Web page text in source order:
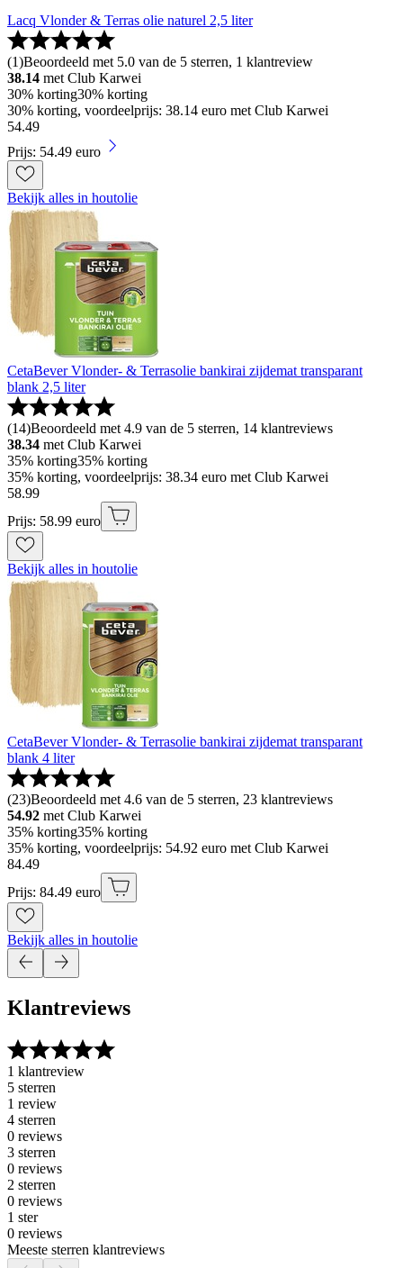
Lacq Vlonder & Terras olie naturel 2,5 liter
(1)Beoordeeld met 5.0 van de 5 sterren, 1 klantreview
38.14 met Club Karwei
30% korting30% korting
30% korting, voordeelprijs: 38.14 euro met Club Karwei
54.49
Prijs: 54.49 euro
Bekijk alles in houtolie
CetaBever Vlonder- & Terrasolie bankirai zijdemat transparant
blank 2,5 liter
(14)Beoordeeld met 4.9 van de 5 sterren, 14 klantreviews
38.34 met Club Karwei
35% korting35% korting
35% korting, voordeelprijs: 38.34 euro met Club Karwei
58.99
Prijs: 58.99 euro
Bekijk alles in houtolie
CetaBever Vlonder- & Terrasolie bankirai zijdemat transparant
blank 4 liter
(23)Beoordeeld met 4.6 van de 5 sterren, 23 klantreviews
54.92 met Club Karwei
35% korting35% korting
35% korting, voordeelprijs: 54.92 euro met Club Karwei
84.49
Prijs: 84.49 euro
Bekijk alles in houtolie
Klantreviews
1 klantreview
5 sterren
1 review
4 sterren
0 reviews
3 sterren
0 reviews
2 sterren
0 reviews
1 ster
0 reviews
Meeste sterren klantreviews